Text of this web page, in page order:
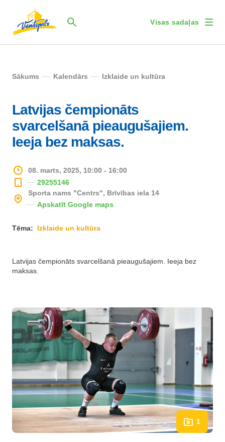
Visas sadaļas
Sākums Kalendārs Izklaide un kultūra
Latvijas čempionāts
svarcelšanā pieaugušajiem.
Ieeja bez maksas.
08. marts, 2025, 10:00 - 16:00
29255146
Sporta nams "Centrs", Brīvības iela 14
Apskatīt Google maps
Tēma: Izklaide un kultūra
Latvijas čempionāts svarcelšanā pieaugušajiem. Ieeja bez
maksas.
1